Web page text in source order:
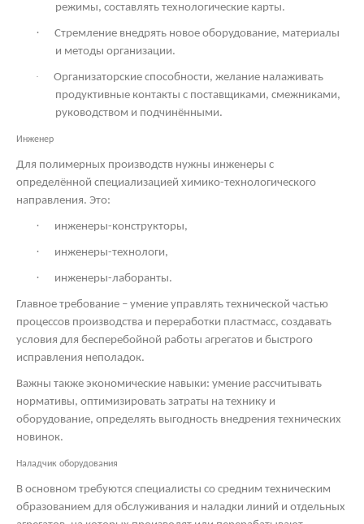
режимы, составлять технологические карты.
·
Стремление внедрять новое оборудование, материалы
и методы организации.
·
Организаторские способности, желание налаживать
продуктивные контакты с поставщиками, смежниками,
руководством и подчинёнными.
Инженер
Для полимерных производств нужны инженеры с
определённой специализацией химико-технологического
направления. Это:
· инженеры-конструкторы,
· инженеры-технологи,
· инженеры-лаборанты.
Главное требование – умение управлять технической частью
процессов производства и переработки пластмасс, создавать
условия для бесперебойной работы агрегатов и быстрого
исправления неполадок.
Важны также экономические навыки: умение рассчитывать
нормативы, оптимизировать затраты на технику и
оборудование, определять выгодность внедрения технических
новинок.
Наладчик оборудования
В основном требуются специалисты со средним техническим
образованием для обслуживания и наладки линий и отдельных